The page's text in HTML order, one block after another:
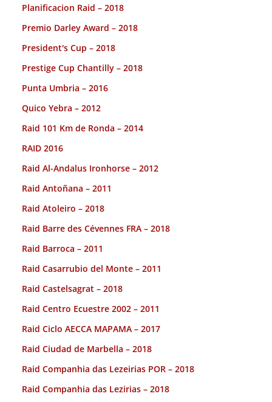
Planificacion Raid – 2018
Premio Darley Award – 2018
President's Cup – 2018
Prestige Cup Chantilly – 2018
Punta Umbria – 2016
Quico Yebra – 2012
Raid 101 Km de Ronda – 2014
RAID 2016
Raid Al-Andalus Ironhorse – 2012
Raid Antoñana – 2011
Raid Atoleiro – 2018
Raid Barre des Cévennes FRA – 2018
Raid Barroca – 2011
Raid Casarrubio del Monte – 2011
Raid Castelsagrat – 2018
Raid Centro Ecuestre 2002 – 2011
Raid Ciclo AECCA MAPAMA – 2017
Raid Ciudad de Marbella – 2018
Raid Companhia das Lezeirias POR – 2018
Raid Companhia das Lezirias – 2018